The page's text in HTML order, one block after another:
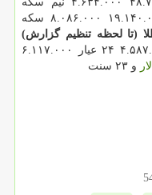
۲۹.۲۶۰.۰۰۰ ۷.۱۸۰.۰۰۰ ربع سکه ۱۹.۱۴۰.۰۰۰ ۸.۰۸۶.۰۰۰ سکه
(تا لحظه تنظیم گزارش)
۱۸ عیار ۴.۵۸۷.۸۰۰ ۲۴ عیار ۶.۱۱۷.۰۰۰
و ۲۳ سنت